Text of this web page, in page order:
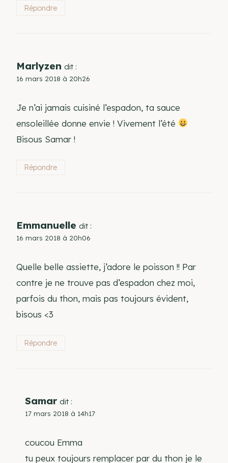
Répondre
Marlyzen dit :
16 mars 2018 à 20h26
Je n’ai jamais cuisiné l’espadon, ta sauce
ensoleillée donne envie ! Vivement l’été
Bisous Samar !
Répondre
Emmanuelle dit :
16 mars 2018 à 20h06
Quelle belle assiette, j’adore le poisson !! Par
contre je ne trouve pas d’espadon chez moi,
parfois du thon, mais pas toujours évident,
bisous <3
Répondre
Samar dit :
17 mars 2018 à 14h17
coucou Emma
tu peux toujours remplacer par du thon je le